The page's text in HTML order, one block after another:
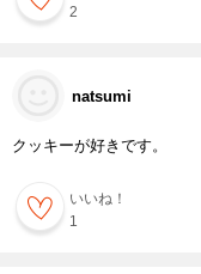
2
natsumi
クッキーが好きです。
いいね！
1